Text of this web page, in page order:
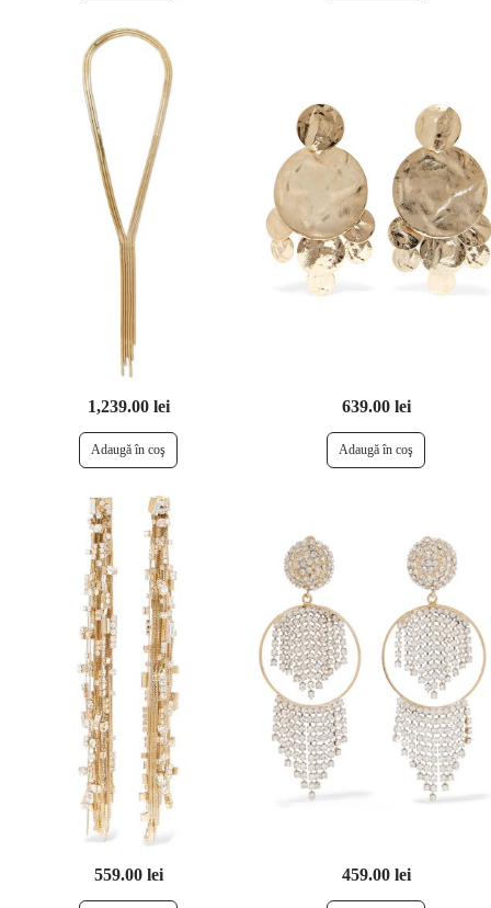
1,239.00 lei 639.00 lei
559.00 lei 459.00 lei